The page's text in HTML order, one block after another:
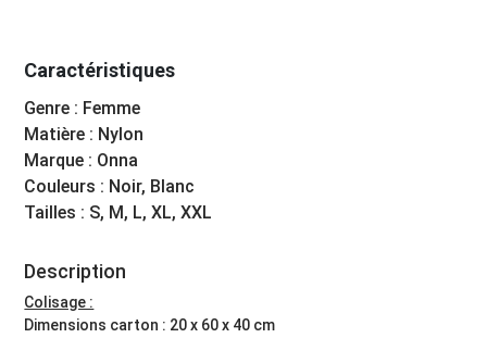
Caractéristiques
Genre : Femme
Matière : Nylon
Marque : Onna
Couleurs : Noir, Blanc
Tailles : S, M, L, XL, XXL
Description
Colisage :
Dimensions carton : 20 x 60 x 40 cm